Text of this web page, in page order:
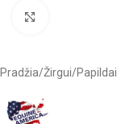
Pradžia/Žirgui/Papildai